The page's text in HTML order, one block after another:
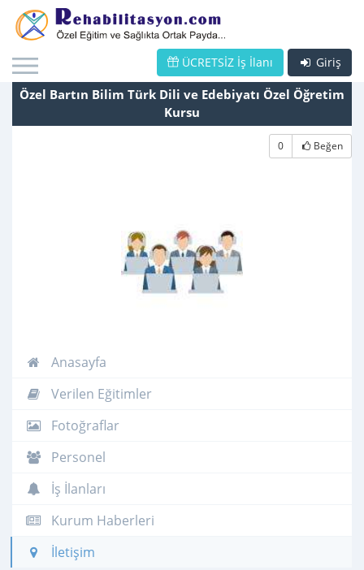
Giriş
ÜCRETSİZ İş İlanı
Özel Bartın Bilim Türk Dili ve Edebiyatı Özel Öğretim
Kursu
0 Beğen
Anasayfa
Verilen Eğitimler
Fotoğraflar
Personel
İş İlanları
Kurum Haberleri
İletişim